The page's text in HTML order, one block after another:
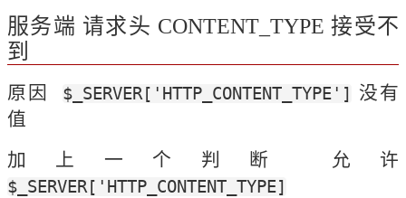
服务端 请求头 CONTENT_TYPE 接受不
到
原因 $_SERVER['HTTP_CONTENT_TYPE']
没有
值
$_SERVER['HTTP_CONTENT_TYPE]